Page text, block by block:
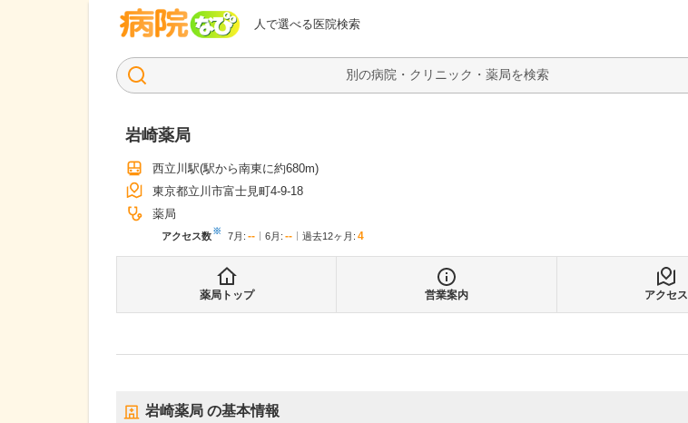
人で選べる医院検索
病院なび
検索
岩崎薬局
西立川駅(駅から南東に約680m)
東京都立川市富士見町4-9-18
薬局
アクセス数※ 7月 : -- 6月 : -- 過去12ヶ月: 4
薬局トップ 営業案内 アクセス
岩崎薬局 の基本情報